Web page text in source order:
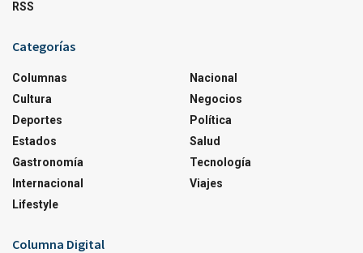
RSS
Categorías
Columnas
Cultura
Deportes
Estados
Gastronomía
Internacional
Lifestyle
Nacional
Negocios
Política
Salud
Tecnología
Viajes
Columna Digital